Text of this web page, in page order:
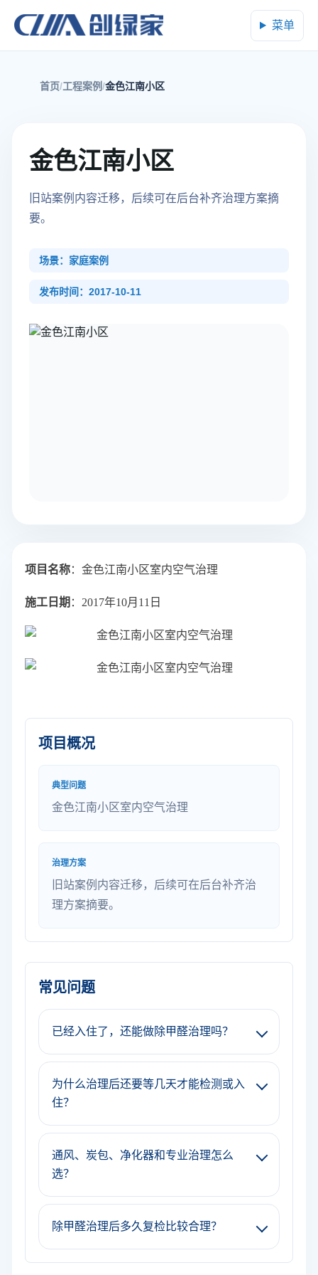
菜单
首页 工程案例 金色江南小区
金色江南小区
旧站案例内容迁移，后续可在后台补齐治理方案摘
要。
场景：家庭案例
发布时间：2017-10-11
项目名称：金色江南小区室内空气治理
施工日期 ：2017年10月11日
项目概况
典型问题
金色江南小区室内空气治理
治理方案
旧站案例内容迁移，后续可在后台补齐治
理方案摘要。
常见问题
已经入住了，还能做除甲醛治理吗？
为什么治理后还要等几天才能检测或入
住？
通风、炭包、净化器和专业治理怎么
选？
除甲醛治理后多久复检比较合理？